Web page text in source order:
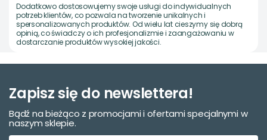
Dodatkowo dostosowujemy swoje usługi do indywidualnych
potrzeb klientów, co pozwala na tworzenie unikalnych i
spersonalizowanych produktów. Od wielu lat cieszymy się dobrą
opinią, co świadczy o ich profesjonalizmie i zaangażowaniu w
dostarczanie produktów wysokiej jakości.
Zapisz się do newslettera!
Bądź na bieżąco z promocjami i ofertami specjalnymi w
naszym sklepie.